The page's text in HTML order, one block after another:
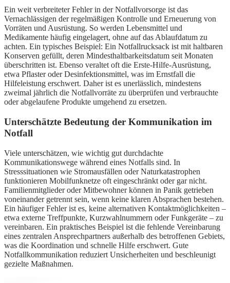
Ein weit verbreiteter Fehler in der Notfallvorsorge ist das
Vernachlässigen der regelmäßigen Kontrolle und Erneuerung von
Vorräten und Ausrüstung. So werden Lebensmittel und
Medikamente häufig eingelagert, ohne auf das Ablaufdatum zu
achten. Ein typisches Beispiel: Ein Notfallrucksack ist mit haltbaren
Konserven gefüllt, deren Mindesthaltbarkeitsdatum seit Monaten
überschritten ist. Ebenso veraltet oft die Erste-Hilfe-Ausrüstung,
etwa Pflaster oder Desinfektionsmittel, was im Ernstfall die
Hilfeleistung erschwert. Daher ist es unerlässlich, mindestens
zweimal jährlich die Notfallvorräte zu überprüfen und verbrauchte
oder abgelaufene Produkte umgehend zu ersetzen.
Unterschätzte Bedeutung der Kommunikation im
Notfall
Viele unterschätzen, wie wichtig gut durchdachte
Kommunikationswege während eines Notfalls sind. In
Stresssituationen wie Stromausfällen oder Naturkatastrophen
funktionieren Mobilfunknetze oft eingeschränkt oder gar nicht.
Familienmitglieder oder Mitbewohner können in Panik getrieben
voneinander getrennt sein, wenn keine klaren Absprachen bestehen.
Ein häufiger Fehler ist es, keine alternativen Kontaktmöglichkeiten –
etwa externe Treffpunkte, Kurzwahlnummern oder Funkgeräte – zu
vereinbaren. Ein praktisches Beispiel ist die fehlende Vereinbarung
eines zentralen Ansprechpartners außerhalb des betroffenen Gebiets,
was die Koordination und schnelle Hilfe erschwert. Gute
Notfallkommunikation reduziert Unsicherheiten und beschleunigt
gezielte Maßnahmen.